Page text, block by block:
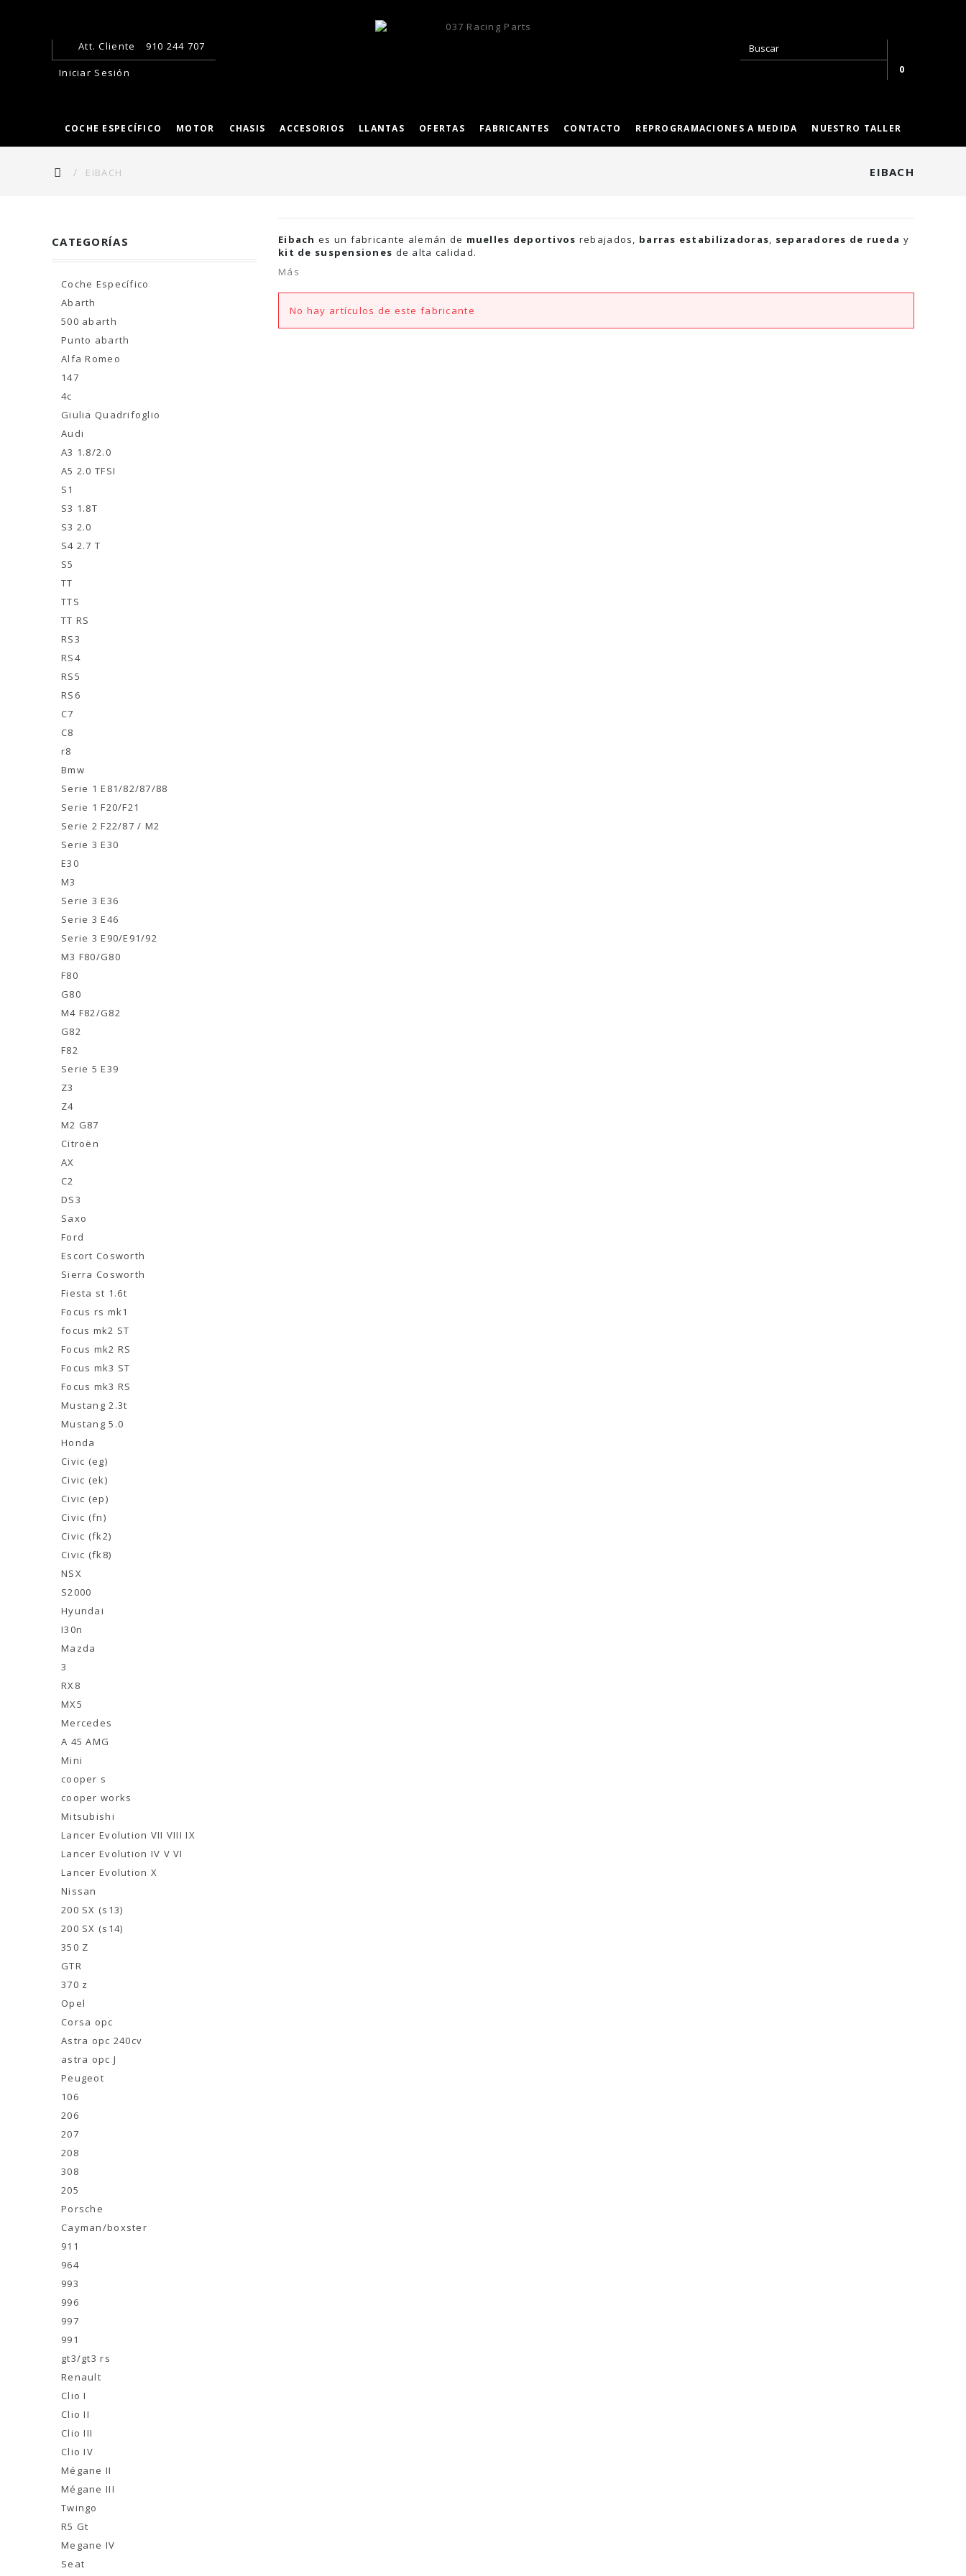
Iniciar Sesión
Att. Cliente
910 244 707
0
COCHE ESPECÍFICO MOTOR CHASIS ACCESORIOS LLANTAS OFERTAS FABRICANTES CONTACTO REPROGRAMACIONES A MEDIDA NUESTRO TALLER
EIBACH
EIBACH
CATEGORÍAS
Coche Específico
Abarth
500 abarth
Punto abarth
Alfa Romeo
147
4c
Giulia Quadrifoglio
Audi
A3 1.8/2.0
A5 2.0 TFSI
S1
S3 1.8T
S3 2.0
S4 2.7 T
S5
TT
TTS
TT RS
RS3
RS4
RS5
RS6
C7
C8
r8
Bmw
Serie 1 E81/82/87/88
Serie 1 F20/F21
Serie 2 F22/87 / M2
Serie 3 E30
E30
M3
Serie 3 E36
Serie 3 E46
Serie 3 E90/E91/92
M3 F80/G80
F80
G80
M4 F82/G82
G82
F82
Serie 5 E39
Z3
Z4
M2 G87
Citroën
AX
C2
DS3
Saxo
Ford
Escort Cosworth
Sierra Cosworth
Fiesta st 1.6t
Focus rs mk1
focus mk2 ST
Focus mk2 RS
Focus mk3 ST
Focus mk3 RS
Mustang 2.3t
Mustang 5.0
Honda
Civic (eg)
Civic (ek)
Civic (ep)
Civic (fn)
Civic (fk2)
Civic (fk8)
NSX
S2000
Hyundai
I30n
Mazda
3
RX8
MX5
Mercedes
A 45 AMG
Mini
cooper s
cooper works
Mitsubishi
Lancer Evolution VII VIII IX
Lancer Evolution IV V VI
Lancer Evolution X
Nissan
200 SX (s13)
200 SX (s14)
350 Z
GTR
370 z
Opel
Corsa opc
Astra opc 240cv
astra opc J
Peugeot
106
206
207
208
308
205
Porsche
Cayman/boxster
911
964
993
996
997
991
gt3/gt3 rs
Renault
Clio I
Clio II
Clio III
Clio IV
Mégane II
Mégane III
Twingo
R5 Gt
Megane IV
Seat
Eibach es un fabricante alemán de muelles deportivos rebajados, barras estabilizadoras, separadores de rueda y
kit de suspensiones de alta calidad.
Más
No hay artículos de este fabricante